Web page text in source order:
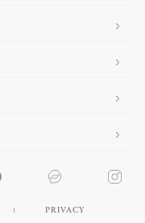
PRIVACY